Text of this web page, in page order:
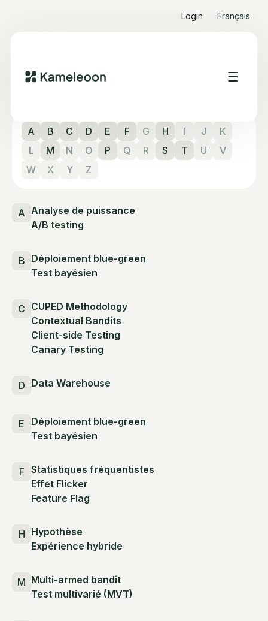
Login Français
Explore essential concepts in experimentation and
A B C D E F G H I J
K
L
M N O P Q R S T U
V
W
X Y Z
A Analyse de puissance
A/B testing
B Déploiement blue-green
Test bayésien
C CUPED Methodology
Contextual Bandits
Client-side Testing
Canary Testing
D Data Warehouse
E
Déploiement blue-green
Test bayésien
F Statistiques fréquentistes
Effet Flicker
Feature Flag
H Hypothèse
Expérience hybride
M Multi-armed bandit
Test multivarié (MVT)